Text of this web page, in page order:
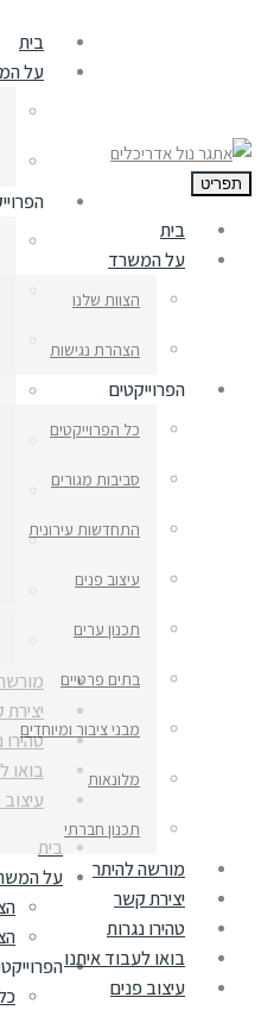
בית
על
טהירו
בואו
בית
על
תפריט
בית
על המשרד
הצוות שלנו
הצהרת נגישות
הפרוייקטים
כל הפרוייקטים
סביבות מגורים
התחדשות עירונית
עיצוב פנים
תכנון ערים
בתים פרטיים
מבני ציבור ומיוחדים
מלונאות
תכנון חברתי
מורשה להיתר
יצירת קשר
טהירו נגרות
בואו לעבוד איתנו
עיצוב פנים